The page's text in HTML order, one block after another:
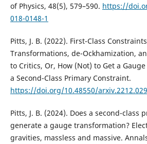
of Physics, 48(5), 579–590. https://
018-0148-1
Pitts, J. B. (2022). First-Class
Transformations, de-Ockhamization,
to Critics, Or, How (Not) to Get a
a Second-Class Primary Constraint.
https://doi.org/10.48550/
Pitts, J. B. (2024). Does a second-class
generate a gauge transformation?
gravities, massless and massive.